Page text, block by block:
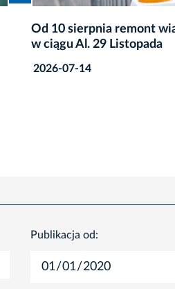
„Zielone kosiarki” na
– zapisz się na warsztaty
2026-07-02
Publikacja od: